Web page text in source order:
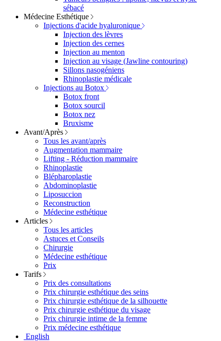
sébacé
Médecine Esthétique
Injections d'acide hyaluronique
Injection des lèvres
Injection des cernes
Injection au menton
Injection au visage (Jawline contouring)
Sillons nasogéniens
Rhinoplastie médicale
Injections au Botox
Botox front
Botox sourcil
Botox nez
Bruxisme
Avant/Après
Tous les avant/après
Augmentation mammaire
Lifting - Réduction mammaire
Rhinoplastie
Blépharoplastie
Abdominoplastie
Liposuccion
Reconstruction
Médecine esthétique
Articles
Tous les articles
Astuces et Conseils
Chirurgie
Médecine esthétique
Prix
Tarifs
Prix des consultations
Prix chirurgie esthétique des seins
Prix chirurgie esthétique de la silhouette
Prix chirurgie esthétique du visage
Prix chirurgie intime de la femme
Prix médecine esthétique
English